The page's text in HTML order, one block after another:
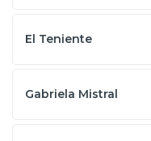
El Teniente
Gabriela Mistral